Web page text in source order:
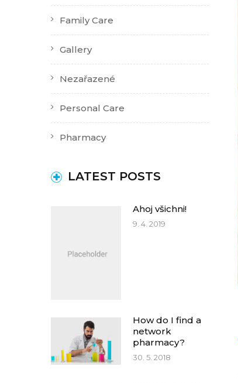
Family Care
Gallery
Nezařazené
Personal Care
Pharmacy
LATEST POSTS
Ahoj všichni!
9. 4. 2019
How do I find a
network
pharmacy?
30. 5. 2018